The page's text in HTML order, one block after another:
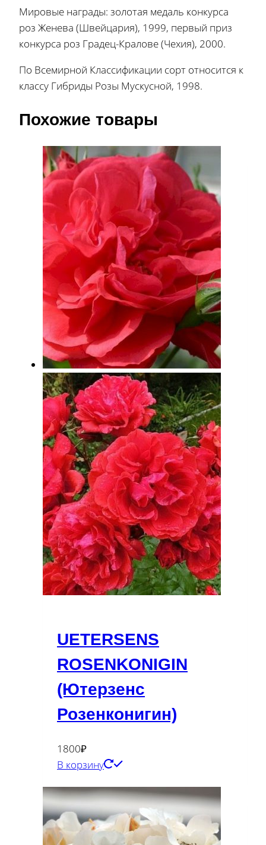
Мировые награды: золотая медаль конкурса
роз Женева (Швейцария), 1999, первый приз
конкурса роз Градец-Кралове (Чехия), 2000.
По Всемирной Классификации сорт относится к
классу Гибриды Розы Мускусной, 1998.
Похожие товары
UETERSENS
ROSENKONIGIN
(Ютерзенс
Розенконигин)
1800₽
В корзину